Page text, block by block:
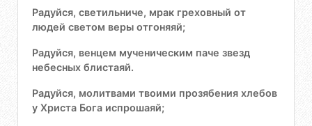
Радуйся, светильниче, мрак греховный от
людей светом веры отгоняяй;
Радуйся, венцем мученическим паче звезд
небесных блистаяй.
Радуйся, молитвами твоими прозябения хлебов
у Христа Бога испрошаяй;